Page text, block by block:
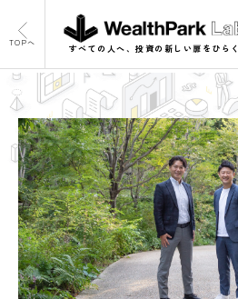
TOPへ
すべての人へ、投資の新しい扉をひらく